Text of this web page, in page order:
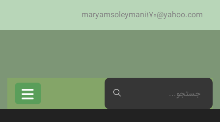
maryamsoleymani170@yahoo.com